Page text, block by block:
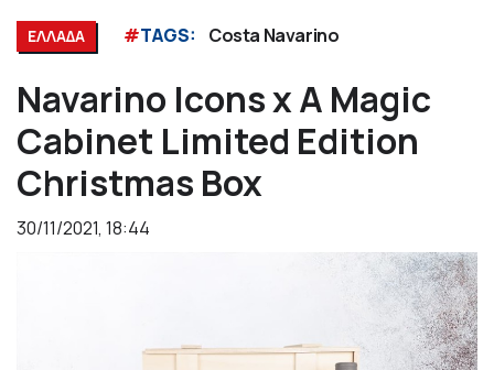
ΕΛΛΑΔΑ #TAGS: Costa Navarino
Navarino Icons x A Magic
Cabinet Limited Edition
Christmas Box
30/11/2021, 18:44